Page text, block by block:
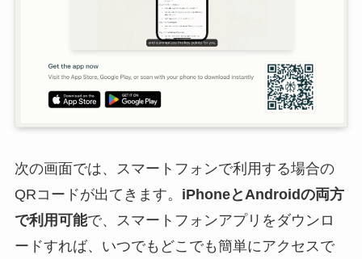
次の画面では、スマートフォンで利用する場合の
QRコードが出てきます。 iPhoneとAndroidの両方
で利用可能で、スマートフォンアプリをダウンロ
ードすれば、いつでもどこでも簡単にアクセスで